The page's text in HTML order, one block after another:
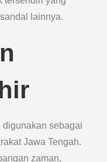
lainnya.
sebagai
Jawa Tengah.
zaman,